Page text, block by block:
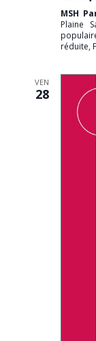
MSH
Plaine
réduite,
VEN
28